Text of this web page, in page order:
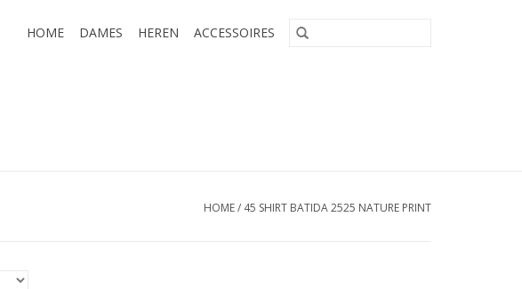
HOME DAMES HEREN ACCESSOIRES
HOME/ 45 SHIRT BATIDA 2525 NATURE PRINT